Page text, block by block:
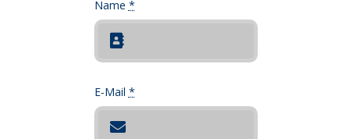
Name *
E-Mail *